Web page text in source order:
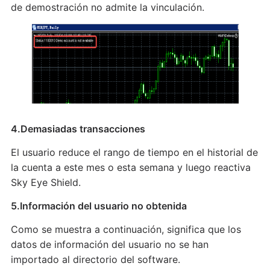
de demostración no admite la vinculación.
4.Demasiadas transacciones
El usuario reduce el rango de tiempo en el historial de
la cuenta a este mes o esta semana y luego reactiva
Sky Eye Shield.
5.Información del usuario no obtenida
Como se muestra a continuación, significa que los
datos de información del usuario no se han
importado al directorio del software.